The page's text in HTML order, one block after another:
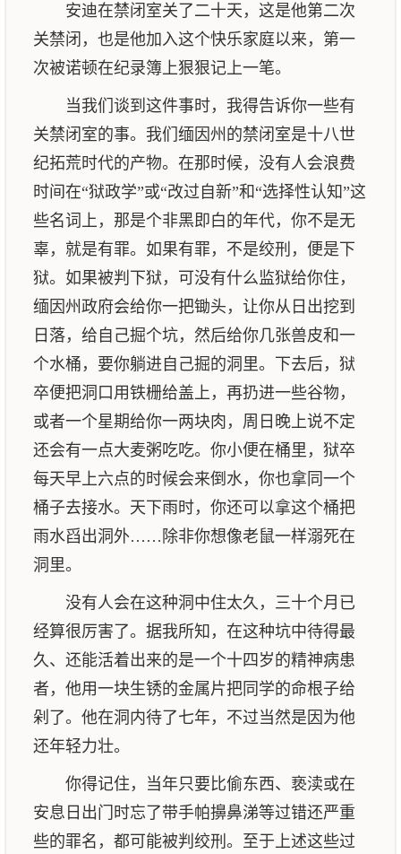
安迪在禁闭室关了二十天，这是他第二次
关禁闭，也是他加入这个快乐家庭以来，第一
次被诺顿在纪录簿上狠狠记上一笔。
当我们谈到这件事时，我得告诉你一些有
关禁闭室的事。我们缅因州的禁闭室是十八世
纪拓荒时代的产物。在那时候，没有人会浪费
时间在“狱政学”或“改过自新”和“选择性认知”这
些名词上，那是个非黑即白的年代，你不是无
辜，就是有罪。如果有罪，不是绞刑，便是下
狱。如果被判下狱，可没有什么监狱给你住，
缅因州政府会给你一把锄头，让你从日出挖到
日落，给自己掘个坑，然后给你几张兽皮和一
个水桶，要你躺进自己掘的洞里。下去后，狱
卒便把洞口用铁栅给盖上，再扔进一些谷物，
或者一个星期给你一两块肉，周日晚上说不定
还会有一点大麦粥吃吃。你小便在桶里，狱卒
每天早上六点的时候会来倒水，你也拿同一个
桶子去接水。天下雨时，你还可以拿这个桶把
雨水舀出洞外……除非你想像老鼠一样溺死在
洞里。
没有人会在这种洞中住太久，三十个月已
经算很厉害了。据我所知，在这种坑中待得最
久、还能活着出来的是一个十四岁的精神病患
者，他用一块生锈的金属片把同学的命根子给
剁了。他在洞内待了七年，不过当然是因为他
还年轻力壮。
你得记住，当年只要比偷东西、亵渎或在
安息日出门时忘了带手帕擤鼻涕等过错还严重
些的罪名，都可能被判绞刑。至于上述这些过